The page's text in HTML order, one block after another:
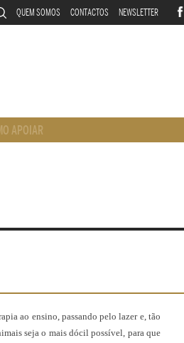
QUEM SOMOS CONTACTOS NEWSLETTER
APOIAR
ao ensino, passando pelo lazer e, tão
seja o mais dócil possível, para que